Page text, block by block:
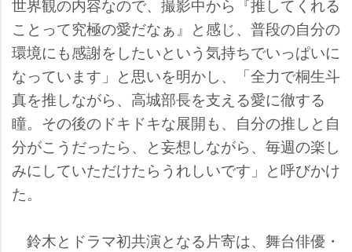
世界観の内容なので、撮影中から『推してくれる
ことって究極の愛だなぁ』と感じ、普段の自分の
環境にも感謝をしたいという気持ちでいっぱいに
なっています」と思いを明かし、「全力で桐生斗
真を推しながら、高城部長を支える愛に徹する
瞳。その後のドキドキな展開も、自分の推しと自
分がこうだったら、と妄想しながら、毎週の楽し
みにしていただけたらうれしいです」と呼びかけ
た。
鈴木とドラマ初共演となる片寄は、舞台俳優・